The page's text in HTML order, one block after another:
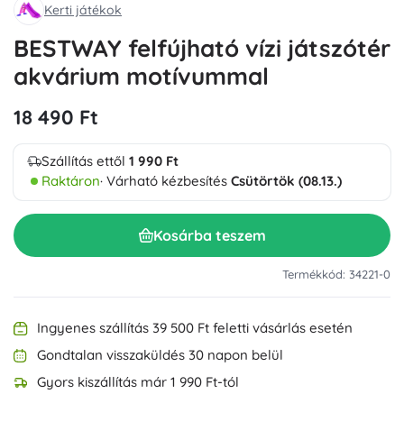
Kerti játékok
BESTWAY felfújható vízi játszótér
akvárium motívummal
18 490 Ft
Szállítás ettől 1 990 Ft
Raktáron· Várható kézbesítés Csütörtök (08.13.)
Kosárba teszem
Termékkód: 34221-0
Ingyenes szállítás 39 500 Ft feletti vásárlás esetén
Gondtalan visszaküldés 30 napon belül
Gyors kiszállítás már 1 990 Ft-tól